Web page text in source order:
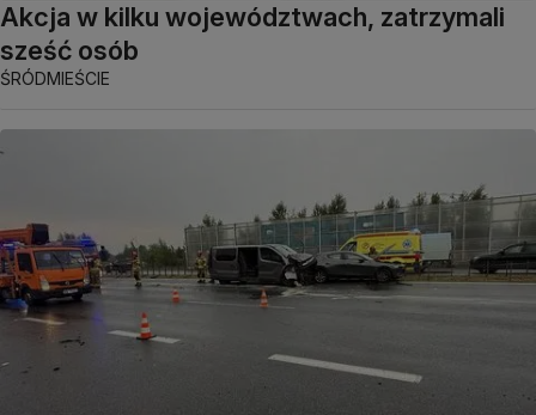
Akcja w kilku województwach, zatrzymali
sześć osób
ŚRÓDMIEŚCIE